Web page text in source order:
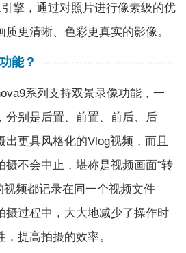
擎，通过对照片进行像素级的优
更清晰、色彩更真实的影像。
能？
系列支持双景录像功能，一
分别是后置、前置、前后、后
出更具风格化的Vlog视频，而且
摄不会中止，堪称是视频画面“转
视频都记录在同一个视频文件
摄过程中，大大地减少了操作时
提高拍摄的效率。